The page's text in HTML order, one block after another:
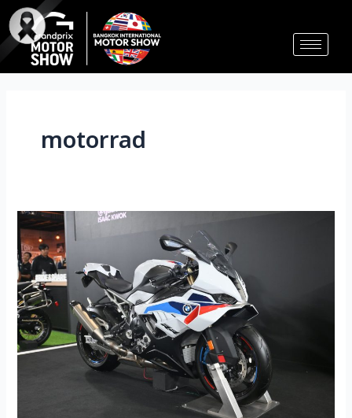
Skip
to
content
motorrad
宝
马
泰
国
推
出
电
动